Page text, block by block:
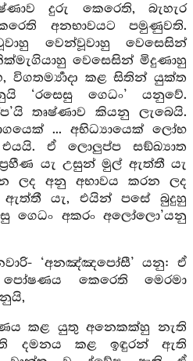
දුරු කෙරෙති, බැහැර
අනභාවයට පමුණුවති.
වෙන්වූවාහු වෙසෙසින්
වෙසෙසින් මිදුණාහු
විගතර්‍ම්‍යාදා කළ සිතින් යුක්ත
‘රසෙසු ගෙධං’ යනුවේ.
තෘෂ්ණාව කියනු ලැබෙයි.
... අභිධ්‍යායෙක් ලෝභ
ඒ ලොලුප්ප සඞ්ඛ්‍යාත
යැ උසුන් මුල් ඇත්තී යැ
ලද අනු අභාවය කරන ලද
ඇත්තී යැ, එයින් පසේ බුදුහු
ගෙධං අකරං අලෝලො’යනු
‘අනඤ්ඤපෝසී’ යනු: ඒ
කෙරෙති මෙරමා
කළ යුතු අනෙකක්හු නැති
දමනය කළ ඉඳුරන් ඇති